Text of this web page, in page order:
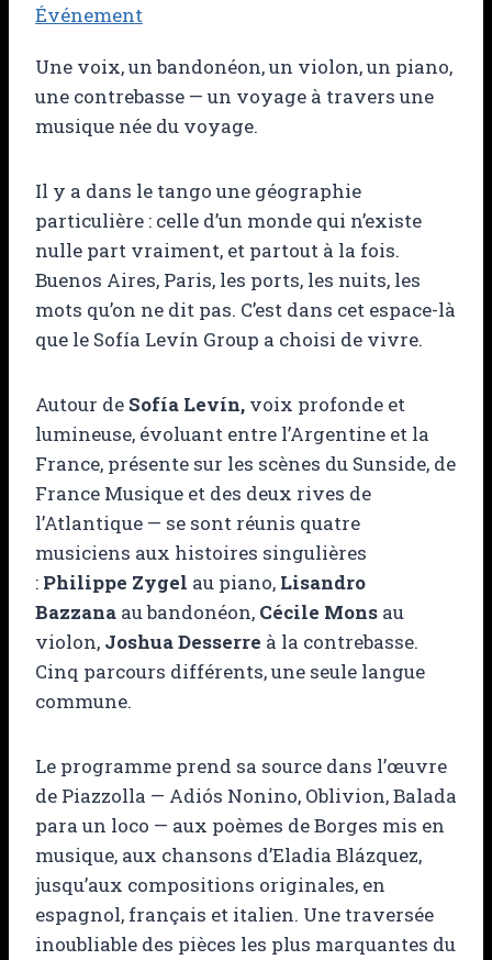
Événement
Une voix, un bandonéon, un violon, un piano,
une contrebasse — un voyage à travers une
musique née du voyage.
Il y a dans le tango une géographie
particulière : celle d’un monde qui n’existe
nulle part vraiment, et partout à la fois.
Buenos Aires, Paris, les ports, les nuits, les
mots qu’on ne dit pas. C’est dans cet espace-là
que le Sofía Levín Group a choisi de vivre.
Autour de Sofía Levín, voix profonde et
lumineuse, évoluant entre l’Argentine et la
France, présente sur les scènes du Sunside, de
France Musique et des deux rives de
l’Atlantique — se sont réunis quatre
musiciens aux histoires singulières
: Philippe Zygel au piano, Lisandro
Bazzana au bandonéon, Cécile Mons au
violon, Joshua Desserre à la contrebasse.
Cinq parcours différents, une seule langue
commune.
Le programme prend sa source dans l’œuvre
de Piazzolla — Adiós Nonino, Oblivion, Balada
para un loco — aux poèmes de Borges mis en
musique, aux chansons d’Eladia Blázquez,
jusqu’aux compositions originales, en
espagnol, français et italien. Une traversée
inoubliable des pièces les plus marquantes du